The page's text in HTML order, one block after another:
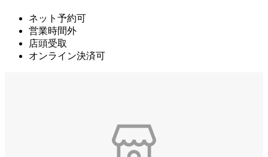
ネット予約可
営業時間外
店頭受取
オンライン決済可